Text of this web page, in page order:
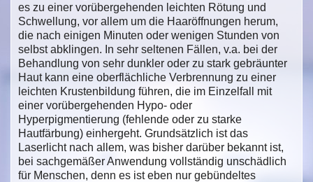
es zu einer vorübergehenden leichten Rötung und
Schwellung, vor allem um die Haaröffnungen herum,
die nach einigen Minuten oder wenigen Stunden von
selbst abklingen. In sehr seltenen Fällen, v.a. bei der
Behandlung von sehr dunkler oder zu stark gebräunter
Haut kann eine oberflächliche Verbrennung zu einer
leichten Krustenbildung führen, die im Einzelfall mit
einer vorübergehenden Hypo- oder
Hyperpigmentierung (fehlende oder zu starke
Hautfärbung) einhergeht. Grundsätzlich ist das
Laserlicht nach allem, was bisher darüber bekannt ist,
bei sachgemäßer Anwendung vollständig unschädlich
für Menschen, denn es ist eben nur gebündeltes